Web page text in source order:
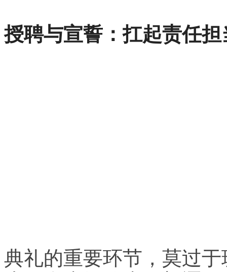
授聘与宣誓：扛起责任
典礼的重要环节，莫过